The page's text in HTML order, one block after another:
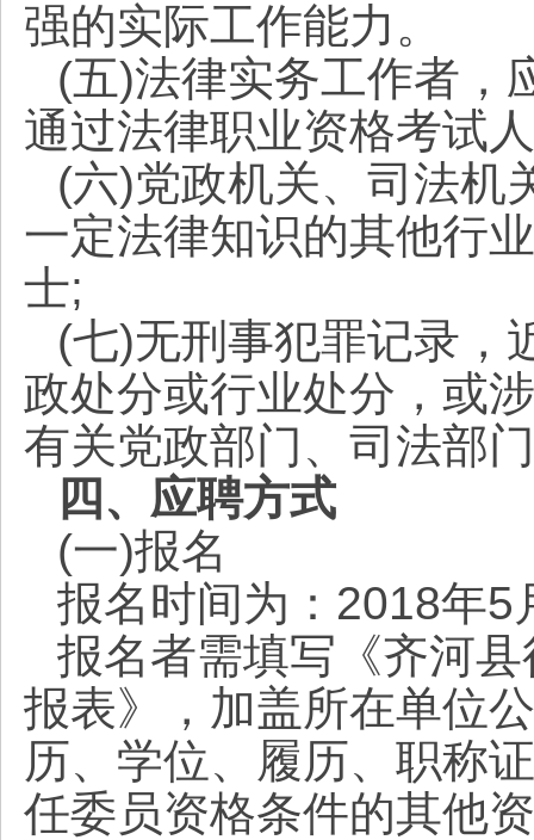
强的实际工作能力。
(五)法律实务工作者，
通过法律职业资格考试
(六)党政机关、司法机
一定法律知识的其他行
士;
(七)无刑事犯罪记录，
政处分或行业处分，或
有关党政部门、司法部
四、应聘方式
(一)报名
报名时间为：2018年5
报名者需填写《齐河
报表》，加盖所在单位
历、学位、履历、职称
任委员资格条件的其他